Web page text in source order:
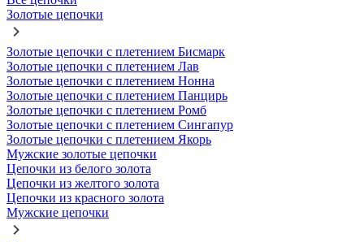
Золотые цепочки
Золотые цепочки с плетением Бисмарк
Золотые цепочки с плетением Лав
Золотые цепочки с плетением Нонна
Золотые цепочки с плетением Панцирь
Золотые цепочки с плетением Ромб
Золотые цепочки с плетением Сингапур
Золотые цепочки с плетением Якорь
Мужские золотые цепочки
Цепочки из белого золота
Цепочки из желтого золота
Цепочки из красного золота
Мужские цепочки